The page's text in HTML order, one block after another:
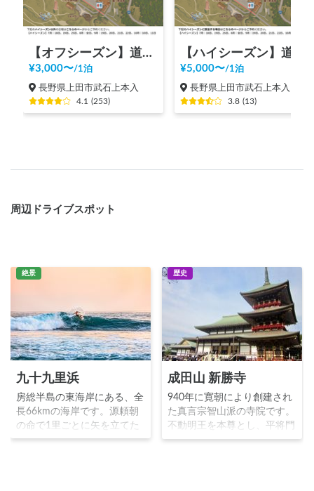
【オフシーズン】道の駅 美ヶ原高原
¥3,000〜/1泊
長野県上田市武石上本入
4.1 (253)
¥5,000〜/1泊
長野県上田市武石上本入
3.8 (13)
周辺ドライブスポット
絶景
九十九里浜
房総半島の東海岸にある、全
長66kmの海岸です。源頼朝
の命で1里ごとに矢を立てた
ところ99本に達したという伝
歴史
成田山 新勝寺
940年に寛朝により創建され
た真言宗智山派の寺院です。
不動明王を本尊とし、平将門
の乱を鎮めることを望んだ朝